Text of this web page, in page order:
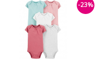
pohodlné na nošení a v
barvách. Vlastnoti: - 5
v balení - body má
ramena tzv.
výstřih - body mají
výstřih, aby bez pro
-23%